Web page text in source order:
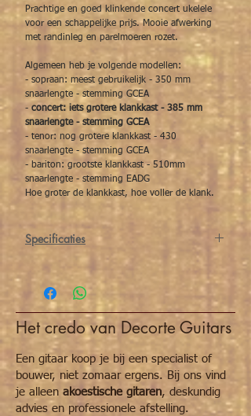
Prachtige en goed klinkende concert ukelele
voor een schappelijke prijs. Mooie afwerking
met randinleg en parelmoeren rozet.
Algemeen heb je volgende modellen:
- sopraan: meest gebruikelijk - 350 mm
snaarlengte - stemming GCEA
- concert: iets grotere klankkast - 385 mm
snaarlengte - stemming GCEA
- tenor: nog grotere klankkast - 430
snaarlengte - stemming GCEA
- bariton: grootste klankkast - 510mm
snaarlengte - stemming EADG
Hoe groter de klankkast, hoe voller de klank.
Specificaties
Rug en zijwanden
mahonie
Toets palissander
Topkam/kambeen kunststof
Het credo van Decorte Guitars
Een gitaar koop je bij een specialist of
bouwer, niet zomaar ergens. Bij ons vind
je alleen akoestische gitaren, deskundig
advies en professionele afstelling.